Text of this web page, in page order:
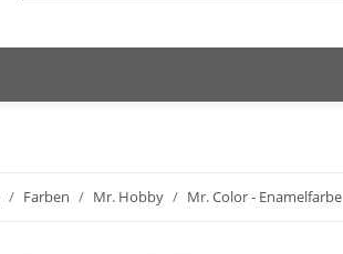
Farben Mr. Hobby Mr. Color - Enamelfarbe